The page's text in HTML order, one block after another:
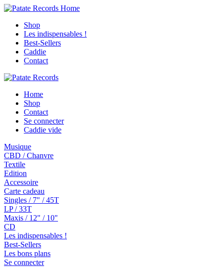
Shop
Les indispensables !
Best-Sellers
Caddie
Contact
Home
Shop
Contact
Se connecter
Caddie vide
Musique
CBD / Chanvre
Textile
Edition
Accessoire
Carte cadeau
Singles / 7" / 45T
LP / 33T
Maxis / 12" / 10"
CD
Les indispensables !
Best-Sellers
Les bons plans
Se connecter